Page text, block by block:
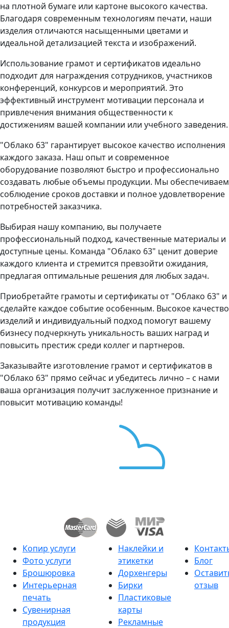
на плотной бумаге или картоне высокого качества.
Благодаря современным технологиям печати, наши
изделия отличаются насыщенными цветами и
идеальной детализацией текста и изображений.
Использование грамот и сертификатов идеально
подходит для награждения сотрудников, участников
конференций, конкурсов и мероприятий. Это
эффективный инструмент мотивации персонала и
привлечения внимания общественности к
достижениям вашей компании или учебного заведения.
"Облако 63" гарантирует высокое качество исполнения
каждого заказа. Наш опыт и современное
оборудование позволяют быстро и профессионально
создавать любые объемы продукции. Мы обеспечиваем
соблюдение сроков доставки и полное удовлетворение
потребностей заказчика.
Выбирая нашу компанию, вы получаете
профессиональный подход, качественные материалы и
доступные цены. Команда "Облако 63" ценит доверие
каждого клиента и стремится превзойти ожидания,
предлагая оптимальные решения для любых задач.
Приобретайте грамоты и сертификаты от "Облако 63" и
сделайте каждое событие особенным. Высокое качество
изделий и индивидуальный подход помогут вашему
бизнесу подчеркнуть уникальность ваших наград и
повысить престиж среди коллег и партнеров.
Заказывайте изготовление грамот и сертификатов в
"Облако 63" прямо сейчас и убедитесь лично – с нами
ваша организация получит заслуженное признание и
повысит мотивацию команды!
Копир услуги
Фото услуги
Брошюровка
Интерьерная
печать
Сувенирная
продукция
Наклейки и
этикетки
Дорхенгеры
Бирки
Пластиковые
карты
Рекламные
Блог
отзыв